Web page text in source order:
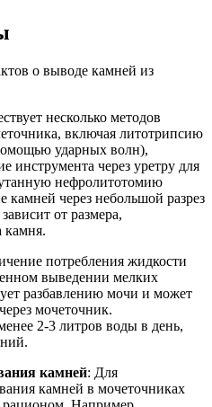
о выводе камней из
несколько методов
включая литотрипсию
ударных волн),
инструмента через уретру для
нефролитотомию
камней через небольшой разрез
от размера,
камня.
потребления жидкости
выведении мелких
разбавлению мочи и может
мочеточник.
2-3 литров воды в день,
камней: Для
камней в мочеточниках